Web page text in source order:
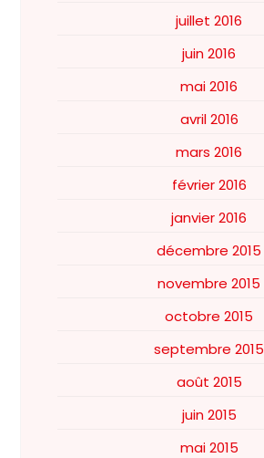
juillet 2016
juin 2016
mai 2016
avril 2016
mars 2016
février 2016
janvier 2016
décembre 2015
novembre 2015
octobre 2015
septembre 2015
août 2015
juin 2015
mai 2015